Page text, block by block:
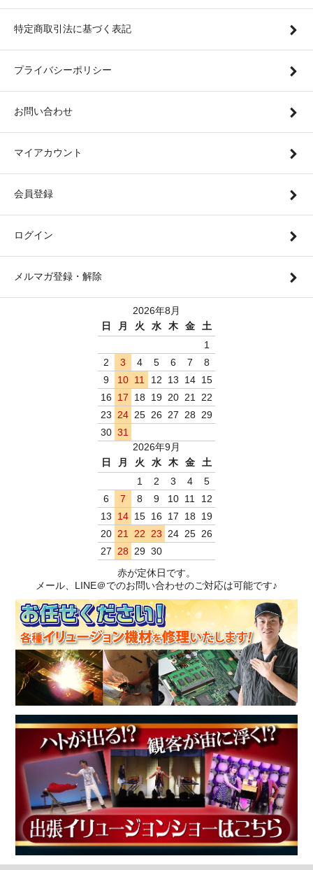
特定商取引法に基づく表記
プライバシーポリシー
お問い合わせ
マイアカウント
会員登録
ログイン
メルマガ登録・解除
2026年8月
日
月 火 水 木 金
土
1
2
3 4 5 6 7
8
9
10 11 12 13 14 15
16
17 18 19 20 21 22
23 24 25 26 27 28 29
30 31
2026年9月
日
月 火 水 木 金
土
1
2 3 4
5
6
7 8 9 10 11
12
13
14 15 16 17 18
19
20 21 22 23 24 25 26
27 28 29 30
赤が定休日です。
メール、LINE＠でのお問い合わせのご対応は可能です♪